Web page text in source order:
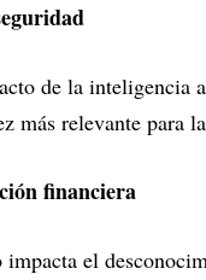
de la inteligencia
más relevante para
financiera
impacta el